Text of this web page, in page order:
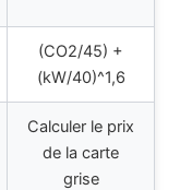
(CO2/45) +
(kW/40)^1,6
Calculer le prix
de la carte
grise